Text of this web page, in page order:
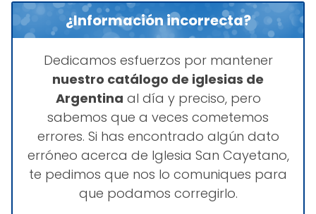
¿Información incorrecta?
Dedicamos esfuerzos por mantener
nuestro catálogo de iglesias de
Argentina al día y preciso, pero
sabemos que a veces cometemos
errores. Si has encontrado algún dato
erróneo acerca de Iglesia San Cayetano,
te pedimos que nos lo comuniques para
que podamos corregirlo.